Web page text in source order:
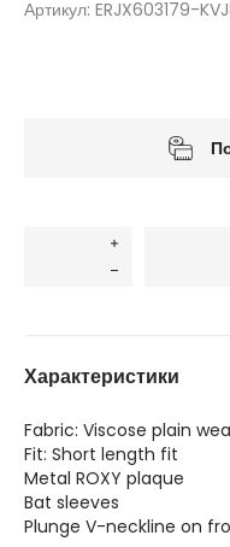
Артикул: ERJX603179-
Характеристики
Fabric: Viscose plain
Fit: Short length fit
Metal ROXY plaque
Bat sleeves
Plunge V-neckline on